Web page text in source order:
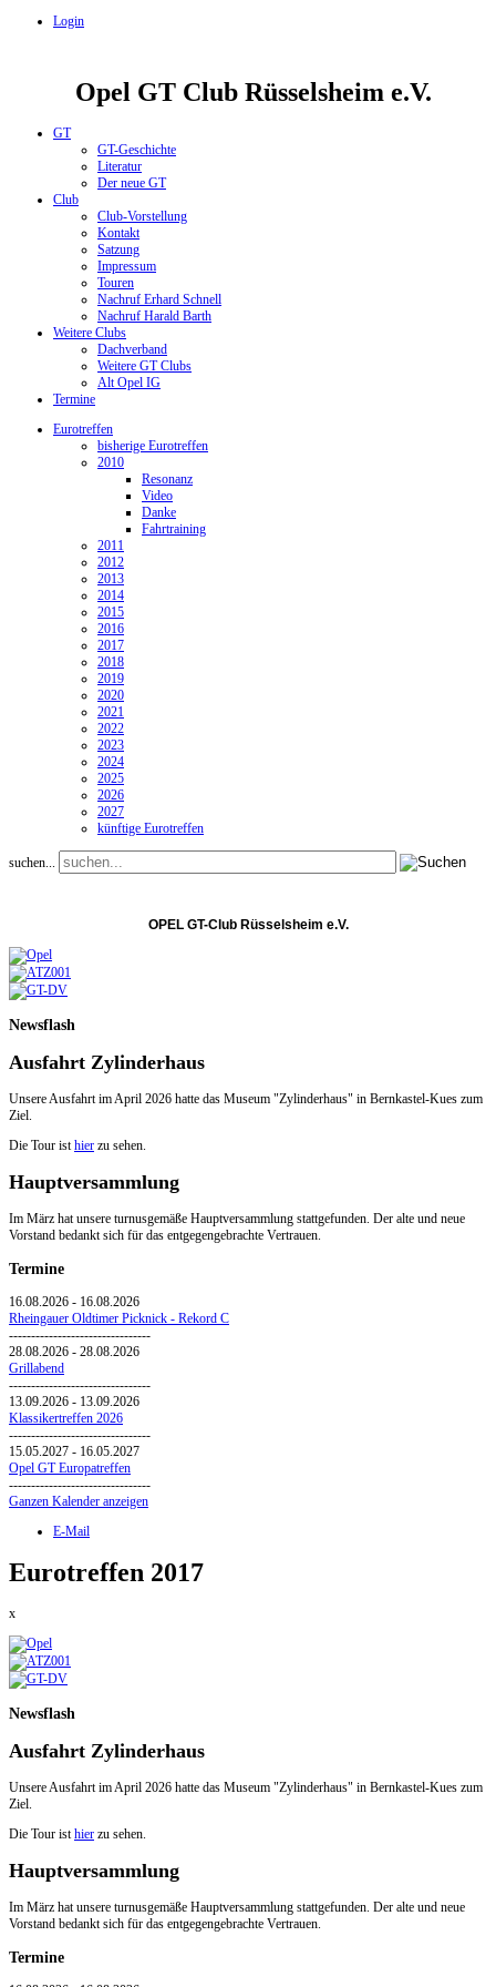
Login
Opel GT Club Rüsselsheim e.V.
GT
GT-Geschichte
Literatur
Der neue GT
Club
Club-Vorstellung
Kontakt
Satzung
Impressum
Touren
Nachruf Erhard Schnell
Nachruf Harald Barth
Weitere Clubs
Dachverband
Weitere GT Clubs
Alt Opel IG
Termine
Eurotreffen
bisherige Eurotreffen
2010
Resonanz
Video
Danke
Fahrtraining
2011
2012
2013
2014
2015
2016
2017
2018
2019
2020
2021
2022
2023
2024
2025
2026
2027
künftige Eurotreffen
suchen...
OPEL GT-Club Rüsselsheim e.V.
Newsflash
Ausfahrt Zylinderhaus
Unsere Ausfahrt im April 2026 hatte das Museum "Zylinderhaus" in Bernkastel-Kues zum
Ziel.
Die Tour isthier zu sehen.
Hauptversammlung
Im März hat unsere turnusgemäße Hauptversammlung stattgefunden. Der alte und neue
Vorstand bedankt sich für das entgegengebrachte Vertrauen.
Termine
16.08.2026 - 16.08.2026
Rheingauer Oldtimer Picknick - Rekord C
--------------------------------
28.08.2026 - 28.08.2026
Grillabend
--------------------------------
13.09.2026 - 13.09.2026
Klassikertreffen 2026
--------------------------------
15.05.2027 - 16.05.2027
Opel GT Europatreffen
--------------------------------
Ganzen Kalender anzeigen
E-Mail
Eurotreffen 2017
x
Newsflash
Ausfahrt Zylinderhaus
Unsere Ausfahrt im April 2026 hatte das Museum "Zylinderhaus" in Bernkastel-Kues zum
Ziel.
Die Tour isthier zu sehen.
Hauptversammlung
Im März hat unsere turnusgemäße Hauptversammlung stattgefunden. Der alte und neue
Vorstand bedankt sich für das entgegengebrachte Vertrauen.
Termine